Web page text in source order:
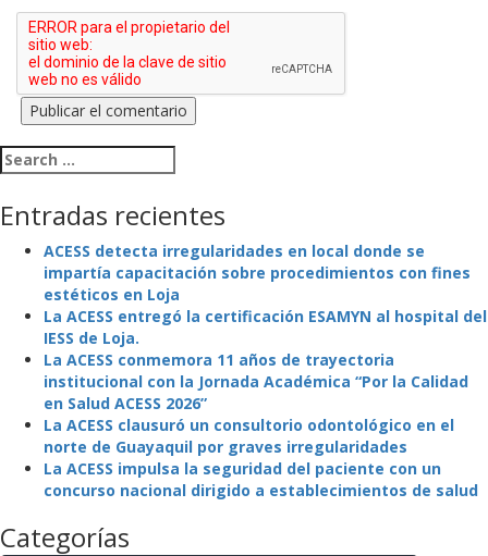
Search for:
Entradas recientes
ACESS detecta irregularidades en local donde se
impartía capacitación sobre procedimientos con fines
estéticos en Loja
La ACESS entregó la certificación ESAMYN al hospital del
IESS de Loja.
La ACESS conmemora 11 años de trayectoria
institucional con la Jornada Académica “Por la Calidad
en Salud ACESS 2026”
La ACESS clausuró un consultorio odontológico en el
norte de Guayaquil por graves irregularidades
La ACESS impulsa la seguridad del paciente con un
concurso nacional dirigido a establecimientos de salud
Categorías